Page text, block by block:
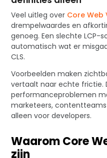
Veel uitleg over Core Web
drempelwaardes en
genoeg. Een slechte LCP-
automatisch wat er
CLS.
Voorbeelden maken
vertaalt naar echte frictie.
performanceproblemen
marketeers,
alleen voor developers.
Waarom Core
zijn